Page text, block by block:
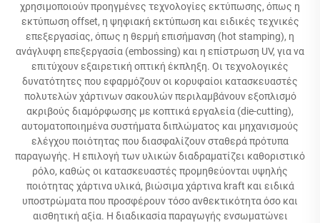
χρησιμοποιούν προηγμένες τεχνολογίες εκτύπωσης, όπως η
εκτύπωση offset, η ψηφιακή εκτύπωση και ειδικές τεχνικές
επεξεργασίας, όπως η θερμή επισήμανση (hot stamping), η
ανάγλυφη επεξεργασία (embossing) και η επίστρωση UV, για να
επιτύχουν εξαιρετική οπτική έκπληξη. Οι τεχνολογικές
δυνατότητες που εφαρμόζουν οι κορυφαίοι κατασκευαστές
πολυτελών χάρτινων σακουλών περιλαμβάνουν εξοπλισμό
ακριβούς διαμόρφωσης με κοπτικά εργαλεία (die-cutting),
αυτοματοποιημένα συστήματα διπλώματος και μηχανισμούς
ελέγχου ποιότητας που διασφαλίζουν σταθερά πρότυπα
παραγωγής. Η επιλογή των υλικών διαδραματίζει καθοριστικό
ρόλο, καθώς οι κατασκευαστές προμηθεύονται υψηλής
ποιότητας χάρτινα υλικά, βιώσιμα χάρτινα kraft και ειδικά
υποστρώματα που προσφέρουν τόσο ανθεκτικότητα όσο και
αισθητική αξία. Η διαδικασία παραγωγής ενσωματώνει